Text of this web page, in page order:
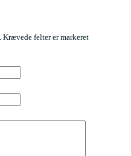
Krævede felter er markeret